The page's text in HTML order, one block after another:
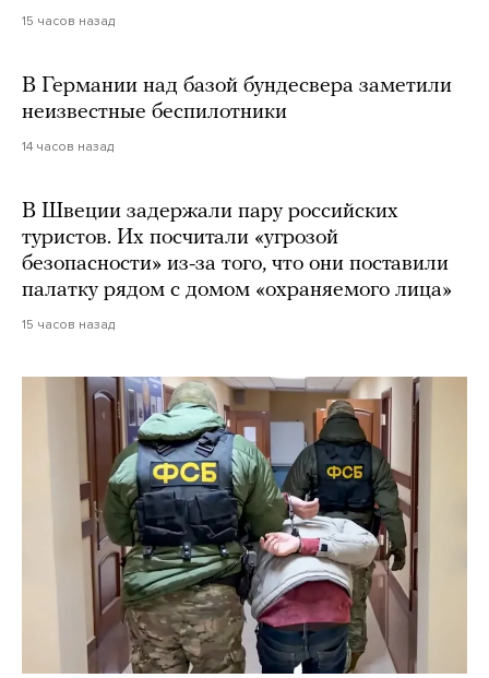
15 часов назад
В Германии над базой бундесвера заметили
неизвестные беспилотники
14 часов назад
В Швеции задержали пару российских
туристов. Их посчитали «угрозой
безопасности» из-за того, что они поставили
палатку рядом с домом «охраняемого лица»
15 часов назад